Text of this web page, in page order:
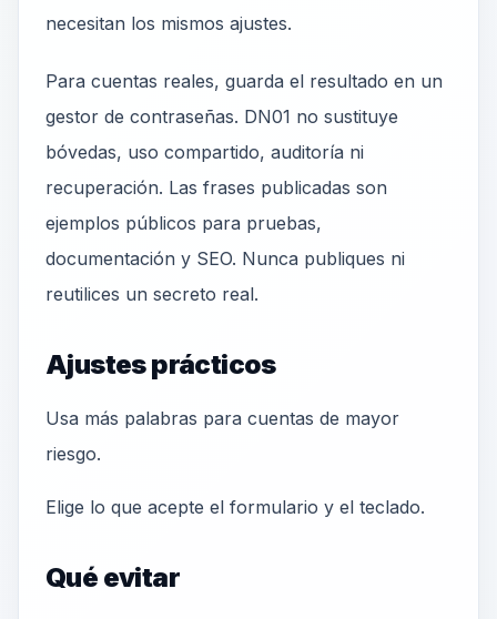
necesitan los mismos ajustes.
Para cuentas reales, guarda el resultado en un
gestor de contraseñas. DN01 no sustituye
bóvedas, uso compartido, auditoría ni
recuperación. Las frases publicadas son
ejemplos públicos para pruebas,
documentación y SEO. Nunca publiques ni
reutilices un secreto real.
Ajustes prácticos
Usa más palabras para cuentas de mayor
riesgo.
Elige lo que acepte el formulario y el teclado.
Qué evitar